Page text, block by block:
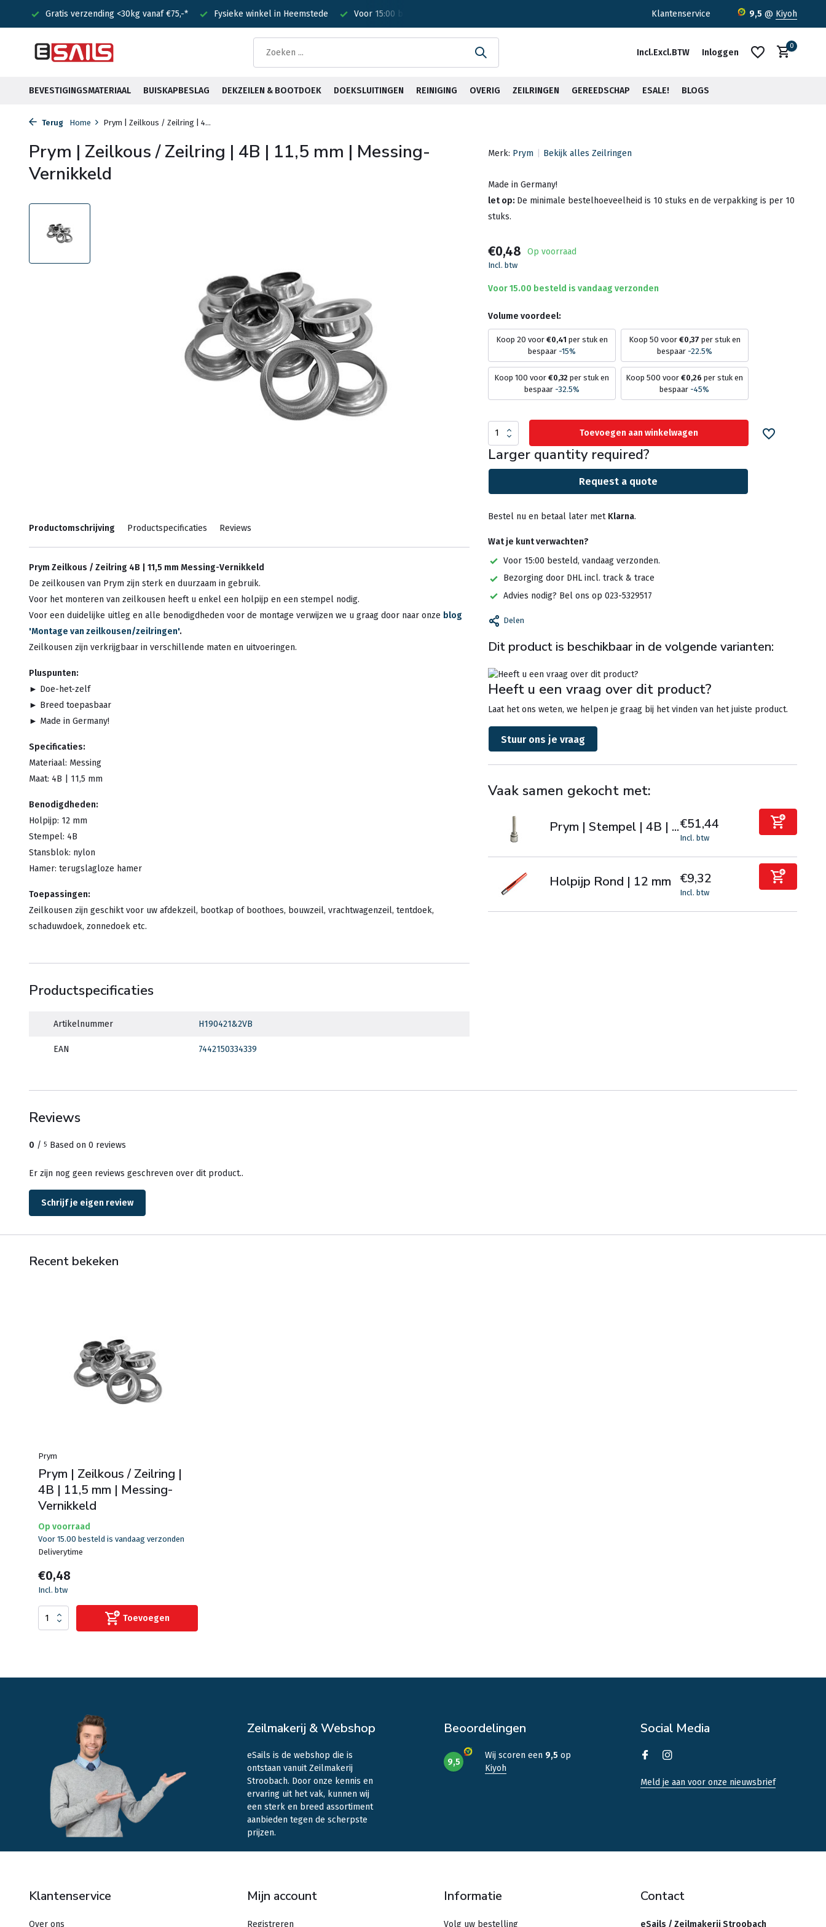
Gratis verzending <30kg vanaf €75,-* Fysieke winkel in Heemstede Voor 15:00 besteld? Is vandaag verzonden! Gratis verzending <30kg vanaf €75,-*
Klantenservice 9,5 @ Kiyoh
Incl.Excl.BTW Inloggen
0
BEVESTIGINGSMATERIAAL BUISKAPBESLAG DEKZEILEN & BOOTDOEK DOEKSLUITINGEN REINIGING OVERIG ZEILRINGEN GEREEDSCHAP ESALE! BLOGS
Terug Home Prym | Zeilkous / Zeilring | 4...
Prym | Zeilkous / Zeilring | 4B | 11,5 mm | Messing-
Vernikkeld
Productomschrijving Productspecificaties Reviews
Prym Zeilkous / Zeilring 4B | 11,5 mm Messing-Vernikkeld
De zeilkousen van Prym zijn sterk en duurzaam in gebruik.
Voor het monteren van zeilkousen heeft u enkel een holpijp en een stempel nodig.
Voor een duidelijke uitleg en alle benodigdheden voor de montage verwijzen we u graag door naar onze blog
'Montage van zeilkousen/zeilringen'.
Zeilkousen zijn verkrijgbaar in verschillende maten en uitvoeringen.
Pluspunten:
► Doe-het-zelf
► Breed toepasbaar
► Made in Germany!
Specificaties:
Materiaal: Messing
Maat: 4B | 11,5 mm
Benodigdheden:
Holpijp: 12 mm
Stempel: 4B
Stansblok: nylon
Hamer: terugslagloze hamer
Toepassingen:
Zeilkousen zijn geschikt voor uw afdekzeil, bootkap of boothoes, bouwzeil, vrachtwagenzeil, tentdoek,
schaduwdoek, zonnedoek etc.
Productspecificaties
Artikelnummer H190421&2VB
EAN 7442150334339
Merk: Prym Bekijk alles Zeilringen
Made in Germany!
let op: De minimale bestelhoeveelheid is 10 stuks en de verpakking is per 10
stuks.
€0,48 Op voorraad
Incl. btw
Voor 15.00 besteld is vandaag verzonden
Volume voordeel:
Koop 20 voor €0,41 per stuk en
bespaar -15%
Koop 50 voor €0,37 per stuk en
bespaar -22.5%
Koop 100 voor€0,32 per stuk en
bespaar -32.5%
Koop 500 voor€0,26 per stuk en
bespaar -45%
Toevoegen aan winkelwagen
Larger quantity required?
Request a quote
Bestel nu en betaal later met Klarna.
Wat je kunt verwachten?
Voor 15:00 besteld, vandaag verzonden.
Bezorging door DHL incl. track & trace
Advies nodig? Bel ons op 023-5329517
Delen
Dit product is beschikbaar in de volgende varianten:
Heeft u een vraag over dit product?
Laat het ons weten, we helpen je graag bij het vinden van het juiste product.
Stuur ons je vraag
Vaak samen gekocht met:
Prym | Stempel | 4B | ...€51,44
Incl. btw
Holpijp Rond | 12 mm €9,32
Incl. btw
Reviews
0 / 5 Based on 0 reviews
Er zijn nog geen reviews geschreven over dit product..
Schrijf je eigen review
Recent bekeken
Prym
Prym | Zeilkous / Zeilring |
4B | 11,5 mm | Messing-
Vernikkeld
Op voorraad
Voor 15.00 besteld is vandaag verzonden
Deliverytime
€0,48
Incl. btw
Toevoegen
Zeilmakerij & Webshop
eSails is de webshop die is
ontstaan vanuit Zeilmakerij
Stroobach. Door onze kennis en
ervaring uit het vak, kunnen wij
een sterk en breed assortiment
aanbieden tegen de scherpste
prijzen.
Beoordelingen
9,5
Wij scoren een 9,5 op
Kiyoh
Social Media
Meld je aan voor onze nieuwsbrief
Klantenservice
Over ons
Mijn account
Registreren
Informatie
Volg uw bestelling
Contact
eSails / Zeilmakerij Stroobach